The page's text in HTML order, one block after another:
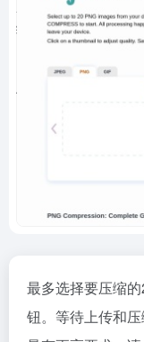
最多选择要压缩
钮。等待上传和